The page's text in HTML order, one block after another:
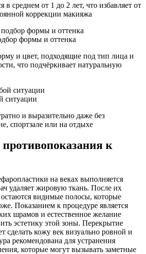
в среднем от 1 до 2 лет, что избавляет от
коррекции макияжа
формы и оттенка
и цвет, подходящие под тип лица и
что подчёркивает натуральную
ситуации
и выразительно даже без
спортзале или на отдыхе
к
на веках выполняется
удаляет жировую ткань. После их
видимые полосы, которые
Показанием к процедуре является
шрамов и естественное желание
эстетику этой зоны. Перекрытие
сделать кожу век визуально ровной и
рекомендована для устранения
которые могут вызывать заметные